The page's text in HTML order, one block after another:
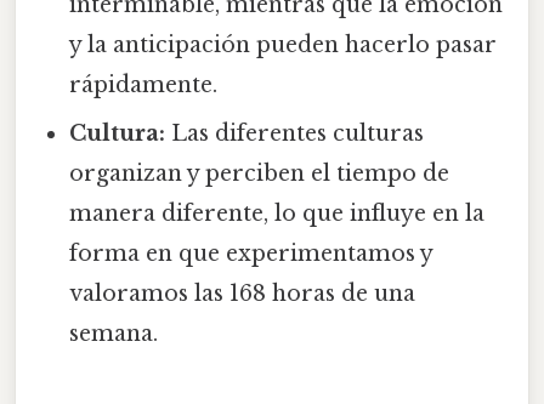
interminable, mientras que la emoción
y la anticipación pueden hacerlo pasar
rápidamente.
Cultura: Las diferentes culturas
organizan y perciben el tiempo de
manera diferente, lo que influye en la
forma en que experimentamos y
valoramos las 168 horas de una
semana.